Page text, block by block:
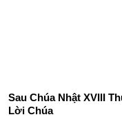
Sau Chúa Nhật XVIII
Lời Chúa